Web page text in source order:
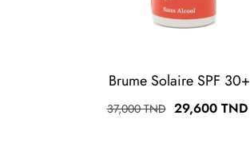
Brume Solaire SPF 30+
Prix
37,000 TND Prix
29,600 TND